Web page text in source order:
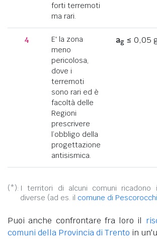
forti terremoti
ma rari.
4
E' la zona
meno
pericolosa,
dove i
terremoti
sono rari ed è
facoltà delle
Regioni
prescrivere
l’obbligo della
progettazione
antisismica.
ag≤ 0,05
(*): I territori di alcuni comuni ricadono
diverse (ad es. il comune di
Puoi anche confrontare fra loro il
comuni della Provincia di Trento in